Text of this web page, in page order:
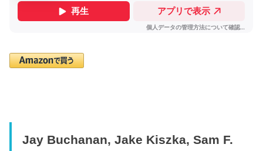
Jay Buchanan, Jake Kiszka, Sam F.